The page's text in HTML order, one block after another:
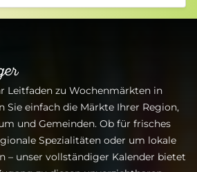
Leitfaden zu Wochenmärkten in
Sie einfach die Märkte Ihrer Region,
und Gemeinden. Ob für frisches
Spezialitäten oder um lokale
– unser vollständiger Kalender bietet